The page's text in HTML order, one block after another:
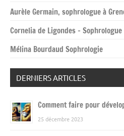
Aurèle Germain, sophrologue à
Cornelia de Ligondes – Sophrologue
Mélina Bourdaud Sophrologie
DERNIERS ARTICLES
Comment faire pour
25 décembre 2023